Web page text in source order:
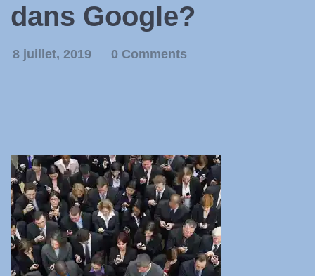
dans Google?
8 juillet, 2019 0 Comments